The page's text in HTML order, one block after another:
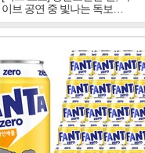
이브 공연 중 빛나는 독보적
아우라